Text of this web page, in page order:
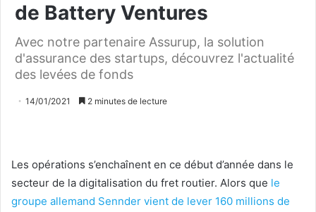
de Battery Ventures
Avec notre partenaire Assurup, la solution
d'assurance des startups, découvrez l'actualité
des levées de fonds
14/01/2021 2 minutes de lecture
Les opérations s’enchaînent en ce début d’année dans le
secteur de la digitalisation du fret routier. Alors que le
groupe allemand Sennder vient de lever 160 millions de